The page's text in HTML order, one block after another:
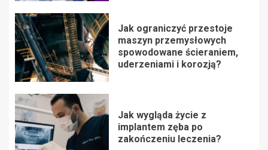
Jak ograniczyć przestoje
maszyn przemysłowych
spowodowane ścieraniem,
uderzeniami i korozją?
Jak wygląda życie z
implantem zęba po
zakończeniu leczenia?